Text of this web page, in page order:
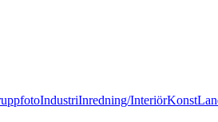
IndustriInredning/InteriörKonst